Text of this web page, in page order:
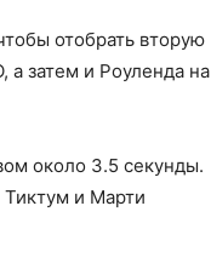
отобрать вторую
а затем и Роуленда на
около 3.5 секунды.
и Марти